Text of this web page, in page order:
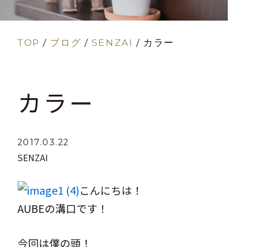
TOP / ブログ / SENZAI / カラー
カラー
2017.03.22
SENZAI
こんにちは！
AUBEの溝口です！
今回は僕の頭！